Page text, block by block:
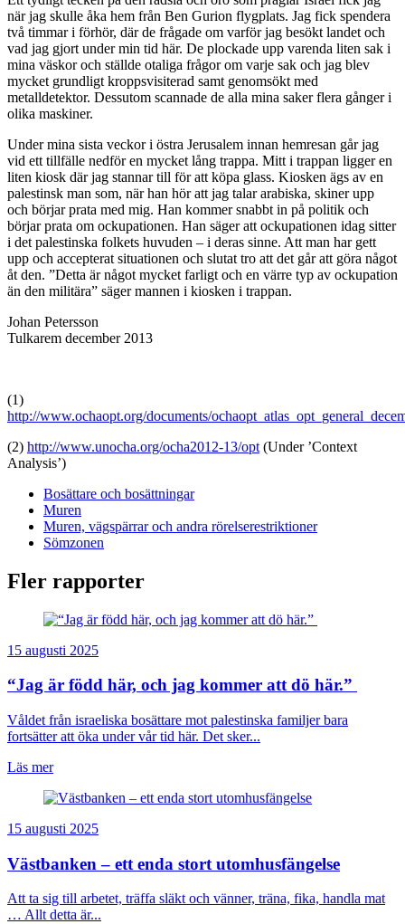
när jag skulle åka hem från Ben Gurion flygplats. Jag fick spendera
två timmar i förhör, där de frågade om varför jag besökt landet och
vad jag gjort under min tid här. De plockade upp varenda liten sak i
mina väskor och ställde otaliga frågor om varje sak och jag blev
mycket grundligt kroppsvisiterad samt genomsökt med
metalldetektor. Dessutom scannade de alla mina saker flera gånger i
olika maskiner.
Under mina sista veckor i östra Jerusalem innan hemresan går jag
vid ett tillfälle nedför en mycket lång trappa. Mitt i trappan ligger en
liten kiosk där jag stannar till för att köpa glass. Kiosken ägs av en
palestinsk man som, när han hör att jag talar arabiska, skiner upp
och börjar prata med mig. Han kommer snabbt in på politik och
börjar prata om ockupationen. Han säger att ockupationen idag sitter
i det palestinska folkets huvuden – i deras sinne. Att man har gett
upp och accepterat situationen och slutat tro att det går att göra något
åt den. ”Detta är något mycket farligt och en värre typ av ockupation
än den militära” säger mannen i kiosken i trappan.
Johan Petersson
Tulkarem december 2013
(1)
http://www.ochaopt.org/documents/
(2) http://www.unocha.org/ocha2012-13/opt (Under ’Context
Analysis’)
Bosättare och bosättningar
Muren
Muren, vägspärrar och andra rörelserestriktioner
Sömzonen
Fler rapporter
15 augusti 2025
“Jag är född här, och jag kommer att dö här.”
Våldet från israeliska bosättare mot palestinska familjer bara
fortsätter att öka under vår tid här. Det sker...
Läs mer
15 augusti 2025
Västbanken – ett enda stort utomhusfängelse
Att ta sig till arbetet, träffa släkt och vänner, träna, fika, handla mat
… Allt detta är...